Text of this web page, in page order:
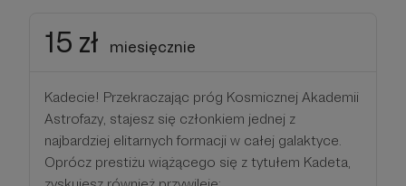
15 zł miesięcznie
Kadecie! Przekraczając próg Kosmicznej Akademii
Astrofazy, stajesz się członkiem jednej z
najbardziej elitarnych formacji w całej galaktyce.
Oprócz prestiżu wiążącego się z tytułem Kadeta,